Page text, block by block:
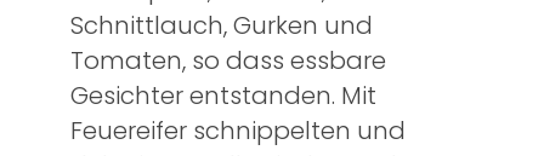
Schnittlauch, Gurken und
Tomaten, so dass essbare
Gesichter entstanden. Mit
Feuereifer schnippelten und